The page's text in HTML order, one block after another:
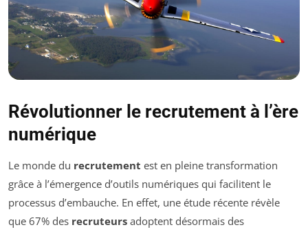
Révolutionner le recrutement à l’ère
numérique
Le monde du recrutement est en pleine transformation
grâce à l’émergence d’outils numériques qui facilitent le
processus d’embauche. En effet, une étude récente révèle
que 67% des recruteurs adoptent désormais des